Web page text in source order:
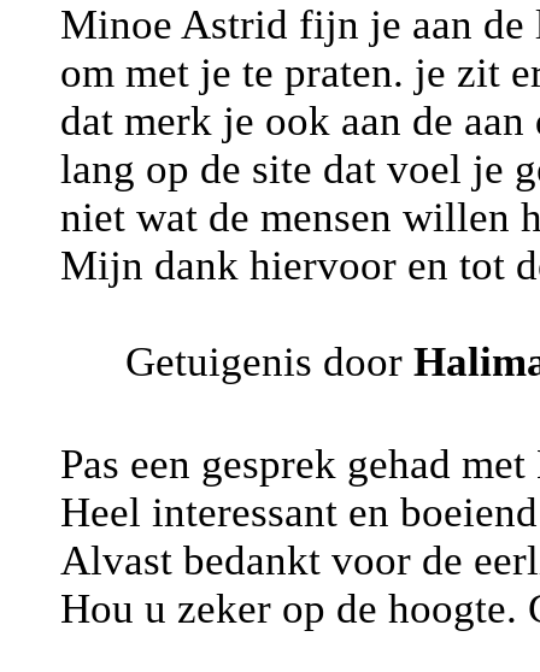
Minoe Astrid fijn je aan
om met je te praten. je zit
dat merk je ook aan de
lang op de site dat voel je
niet wat de mensen willen
Mijn dank hiervoor en tot
Getuigenis door
Pas een gesprek gehad
Heel interessant en
Alvast bedankt voor de
Hou u zeker op de hoogte.